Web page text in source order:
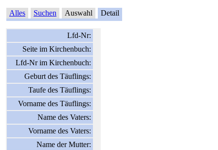
Alles Suchen Auswahl Detail
Lfd-Nr:
Seite im Kirchenbuch:
Lfd-Nr im Kirchenbuch:
Geburt des Täuflings:
Taufe des Täuflings:
Vorname des Täuflings:
Name des Vaters:
Vorname des Vaters:
Name der Mutter: